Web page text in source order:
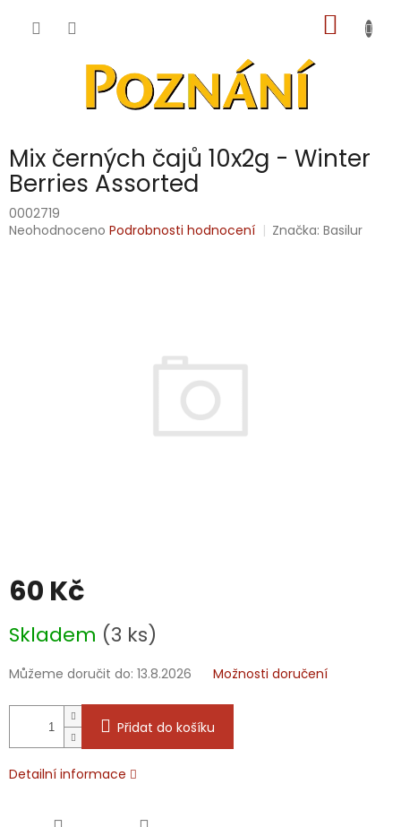
KOŠÍK
Mix černých čajů 10x2g - Winter
Berries Assorted
0002719
Průměrné
Neohodnoceno Podrobnosti hodnocení Značka:Basilur
60 Kč
cena:
Skladem (3 ks)
Můžeme doručit do: 13.8.2026 Možnosti doručení
Přidat do košíku
Detailní informace